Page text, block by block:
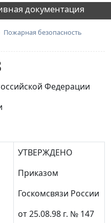
документация
Пожарная безопасность
Федерации
УТВЕРЖДЕНО
Приказом
Госкомсвязи России
от 25.08.98 г. № 147